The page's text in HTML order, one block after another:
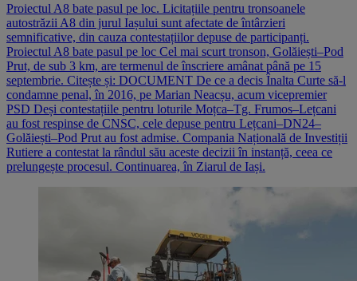
Proiectul A8 bate pasul pe loc. Licitațiile pentru tronsoanele
autostrăzii A8 din jurul Iașului sunt afectate de întârzieri
semnificative, din cauza contestațiilor depuse de participanți.
Proiectul A8 bate pasul pe loc Cel mai scurt tronson, Golăiești–Pod
Prut, de sub 3 km, are termenul de înscriere amânat până pe 15
septembrie. Citește și: DOCUMENT De ce a decis Înalta Curte să-l
condamne penal, în 2016, pe Marian Neacșu, acum vicepremier
PSD Deși contestațiile pentru loturile Moțca–Tg. Frumos–Lețcani
au fost respinse de CNSC, cele depuse pentru Lețcani–DN24–
Golăiești–Pod Prut au fost admise. Compania Națională de Investiții
Rutiere a contestat la rândul său aceste decizii în instanță, ceea ce
prelungește procesul. Continuarea, în Ziarul de Iași.